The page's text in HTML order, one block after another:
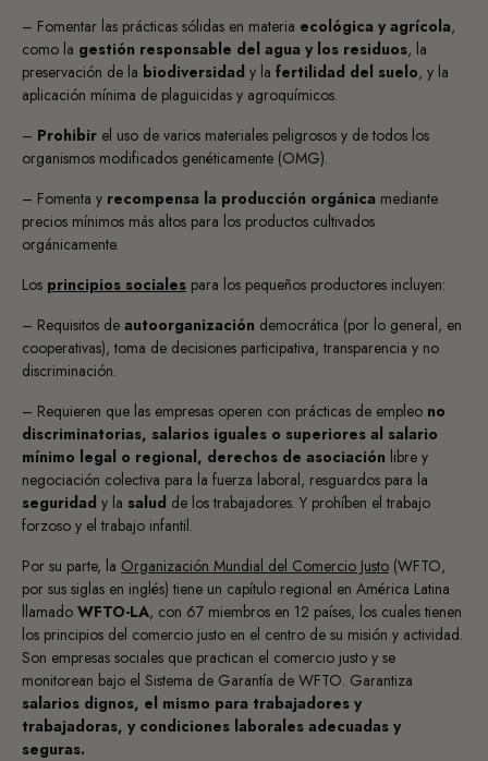
– Fomentar las prácticas sólidas en materia ecológica y agrícola,
como la gestión responsable del agua y los residuos, la
preservación de la biodiversidad y la fertilidad del suelo, y la
aplicación mínima de plaguicidas y agroquímicos.
– Prohibir el uso de varios materiales peligrosos y de todos los
organismos modificados genéticamente (OMG).
– Fomenta y recompensa la producción orgánica mediante
precios mínimos más altos para los productos cultivados
orgánicamente.
Los principios sociales para los pequeños productores incluyen:
– Requisitos de autoorganización democrática (por lo general, en
cooperativas), toma de decisiones participativa, transparencia y no
discriminación.
– Requieren que las empresas operen con prácticas de empleo no
discriminatorias, salarios iguales o superiores al salario
mínimo legal o regional, derechos de asociación libre y
negociación colectiva para la fuerza laboral, resguardos para la
seguridad y la salud de los trabajadores. Y prohíben el trabajo
forzoso y el trabajo infantil.
Por su parte, la Organización Mundial del Comercio Justo (WFTO,
por sus siglas en inglés) tiene un capítulo regional en América Latina
llamado WFTO-LA, con 67 miembros en 12 países, los cuales tienen
los principios del comercio justo en el centro de su misión y actividad.
Son empresas sociales que practican el comercio justo y se
monitorean bajo el Sistema de Garantía de WFTO. Garantiza
salarios dignos, el mismo para trabajadores y
trabajadoras, y condiciones laborales adecuadas y
seguras.